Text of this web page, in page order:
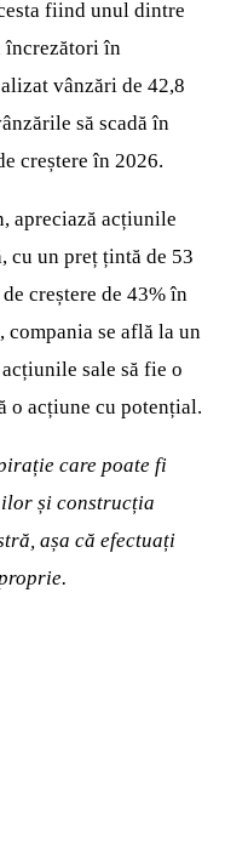
fiind unul dintre
încrezători în
vânzări de 42,8
să scadă în
creștere în 2026.
apreciază acțiunile
cu un preț țintă de 53
creștere de 43% în
se află la un
sale să fie o
o acțiune cu potențial.
care poate fi
și construcția
așa că efectuați